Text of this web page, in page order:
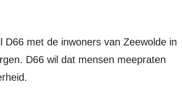
D66 wil dat mensen meepraten